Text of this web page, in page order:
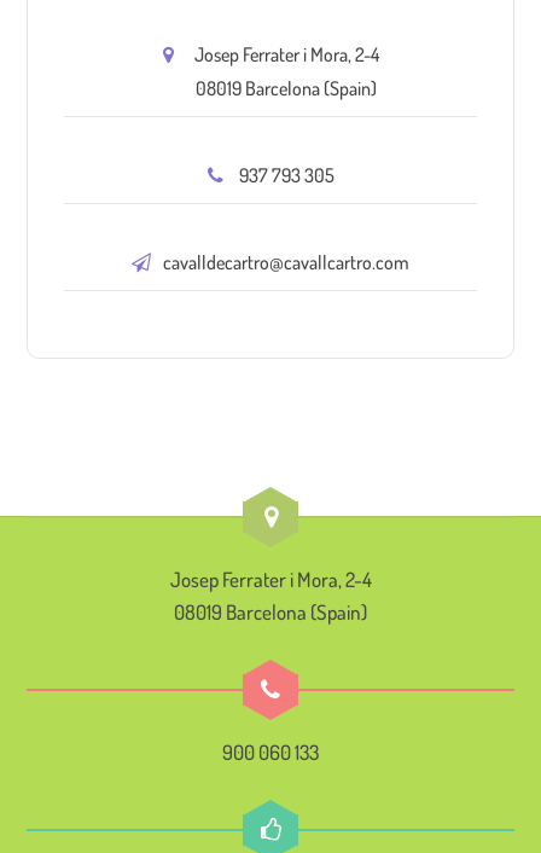
Josep Ferrater i Mora, 2-4
08019 Barcelona (Spain)
937 793 305
cavalldecartro@cavallcartro.com
Josep Ferrater i Mora, 2-4
08019 Barcelona (Spain)
900 060 133